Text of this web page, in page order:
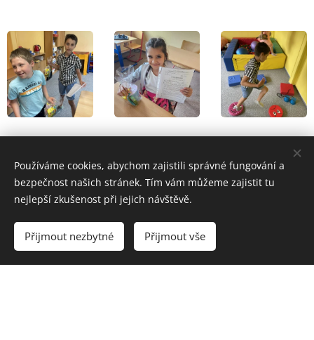
Používáme cookies, abychom zajistili správné fungování a
bezpečnost našich stránek. Tím vám můžeme zajistit tu
nejlepší zkušenost při jejich návštěvě.
Přijmout nezbytné Přijmout vše